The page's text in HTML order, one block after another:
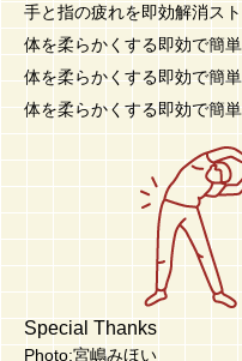
手と指の疲れを即効解消スト
体を柔らかくする即効で簡
体を柔らかくする即効で簡
体を柔らかくする即効で簡
Special Thanks
Photo:宮嶋みほい